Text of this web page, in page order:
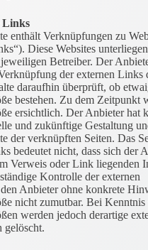
Links
enthält Verknüpfungen zu
Diese Websites
Betreiber. Der
der externen Links
daraufhin überprüft, ob
bestehen. Zu dem Zeitpunkt
ersichtlich. Der Anbieter hat
und zukünftige Gestaltung
der verknüpften Seiten. Das
bedeutet nicht, dass sich der
Verweis oder Link liegenden
Kontrolle der externen
Anbieter ohne konkrete
nicht zumutbar. Bei Kenntnis
werden jedoch derartige
gelöscht.